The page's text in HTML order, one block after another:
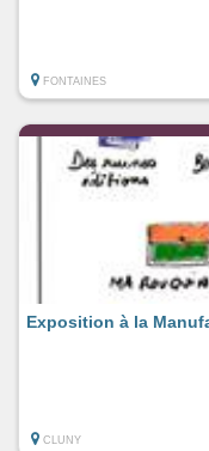
FONTAINES
Exposition à la
CLUNY